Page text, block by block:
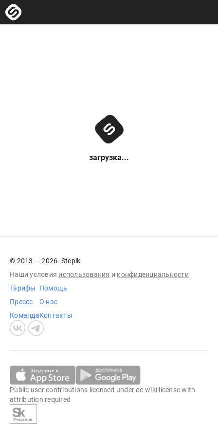
загрузка...
© 2013 — 2026. Stepik
Наши условия использования и конфиденциальности
Тарифы
Прессе
Команда
Помощь
О нас
Контакты
Public user contributions licensed undercc-wiki license with
attribution required